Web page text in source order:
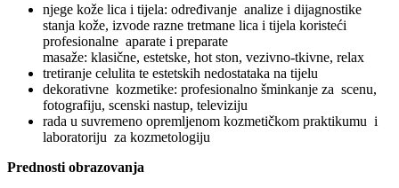
njege kože lica i tijela: određivanje analize i dijagnostike
stanja kože, izvode razne tretmane lica i tijela koristeći
profesionalne aparate i preparate
masaže: klasične, estetske, hot ston, vezivno-tkivne, relax
tretiranje celulita te estetskih nedostataka na tijelu
dekorativne kozmetike: profesionalno šminkanje za scenu,
fotografiju, scenski nastup, televiziju
rada u suvremeno opremljenom kozmetičkom praktikumu i
laboratoriju za kozmetologiju
Prednosti obrazovanja